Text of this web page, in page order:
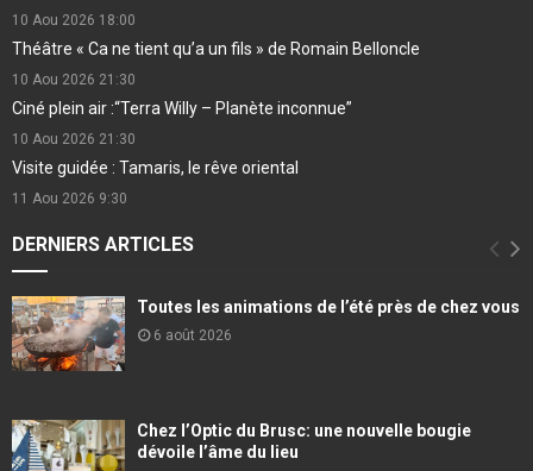
10 Aou 2026 18:00
Théâtre « Ca ne tient qu’a un fils » de Romain Belloncle
10 Aou 2026 21:30
Ciné plein air :“Terra Willy – Planète inconnue”
10 Aou 2026 21:30
Visite guidée : Tamaris, le rêve oriental
11 Aou 2026 9:30
DERNIERS ARTICLES
Toutes les animations de l’été près de chez vous
6 août 2026
Chez l’Optic du Brusc: une nouvelle bougie
dévoile l’âme du lieu